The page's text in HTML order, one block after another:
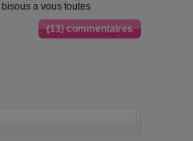
a vous toutes
(13) commentaires